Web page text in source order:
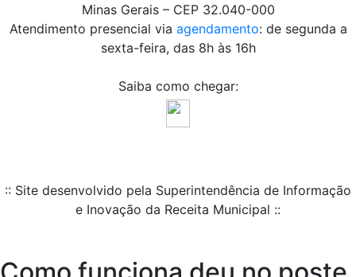
Minas Gerais – CEP 32.040-000
Atendimento presencial via agendamento: de segunda a
sexta-feira, das 8h às 16h
Saiba como chegar:
:: Site desenvolvido pela Superintendência de Informação
e Inovação da Receita Municipal ::